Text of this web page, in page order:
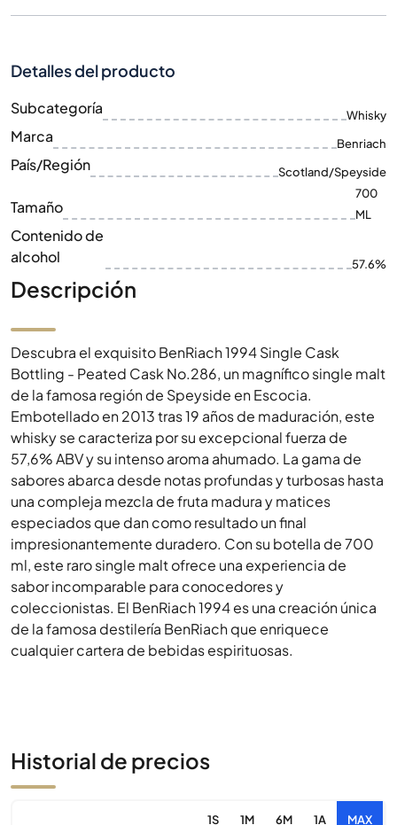
Detalles del producto
Subcategoría Whisky
Marca Benriach
País/Región Scotland/Speyside
Tamaño
700
ML
Contenido de
alcohol
57.6%
Descripción
Descubra el exquisito BenRiach 1994 Single Cask
Bottling - Peated Cask No.286, un magnífico single malt
de la famosa región de Speyside en Escocia.
Embotellado en 2013 tras 19 años de maduración, este
whisky se caracteriza por su excepcional fuerza de
57,6% ABV y su intenso aroma ahumado. La gama de
sabores abarca desde notas profundas y turbosas hasta
una compleja mezcla de fruta madura y matices
especiados que dan como resultado un final
impresionantemente duradero. Con su botella de 700
ml, este raro single malt ofrece una experiencia de
sabor incomparable para conocedores y
coleccionistas. El BenRiach 1994 es una creación única
de la famosa destilería BenRiach que enriquece
cualquier cartera de bebidas espirituosas.
Historial de precios
1S 1M 6M 1A MAX